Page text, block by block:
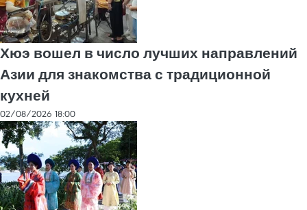
Хюэ вошел в число лучших направлений
Азии для знакомства с традиционной
кухней
02/08/2026 18:00